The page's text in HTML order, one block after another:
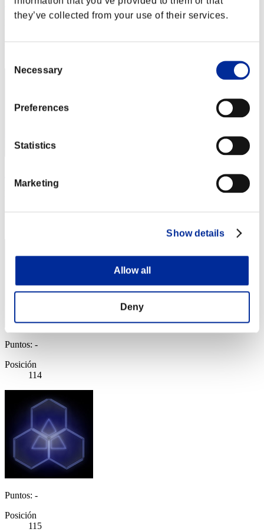
they’ve collected from your use of their services.
Selection
Necessary
Preferences
Statistics
Marketing
Show details
Allow all
Deny
WFAPombal
Puntos:Lv:20/11'09"16
Posición
Posición
Puntos: -
Posición
114
Puntos: -
Posición
115